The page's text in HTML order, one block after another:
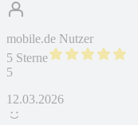
mobile.de Nutzer
5 Sterne
5
12.03.2026